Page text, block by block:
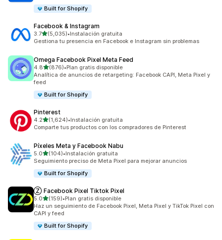
Built for Shopify
Facebook & Instagram
3.7de 5 estrellas
(5,035)
5035 reseñas en total
•Instalación gratuita
Gestiona tu presencia en Facebook e Instagram sin problemas
Omega Facebook Pixel Meta Feed
4.8de 5 estrellas
(876)
876 reseñas en total
•Plan gratis disponible
Analítica de anuncios de retargeting: Facebook CAPI, Meta Pixel y
feed
Built for Shopify
Pinterest
4.2de 5 estrellas
(1,624)
1624 reseñas en total
•Instalación gratuita
Comparte tus productos con los compradores de Pinterest
Píxeles Meta y Facebook Nabu
5.0de 5 estrellas
(104)
104 reseñas en total
•Instalación gratuita
Seguimiento preciso de Meta Pixel para mejorar anuncios
Built for Shopify
Ⓩ Facebook Pixel Tiktok Pixel
5.0de 5 estrellas
(159)
159 reseñas en total
•Plan gratis disponible
Haz un seguimiento de Facebook Pixel, Meta Pixel y TikTok Pixel con
CAPI y feed
Built for Shopify